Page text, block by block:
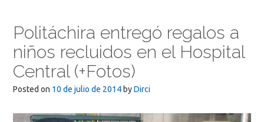
Politáchira entregó regalos a
niños recluidos en el Hospital
Central (+Fotos)
Posted on 10 de julio de 2014 byDirci